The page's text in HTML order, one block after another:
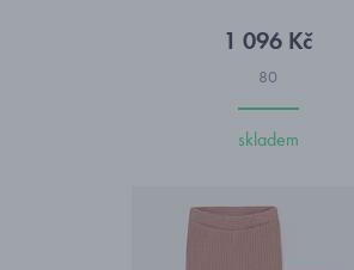
1 096 Kč
80
skladem